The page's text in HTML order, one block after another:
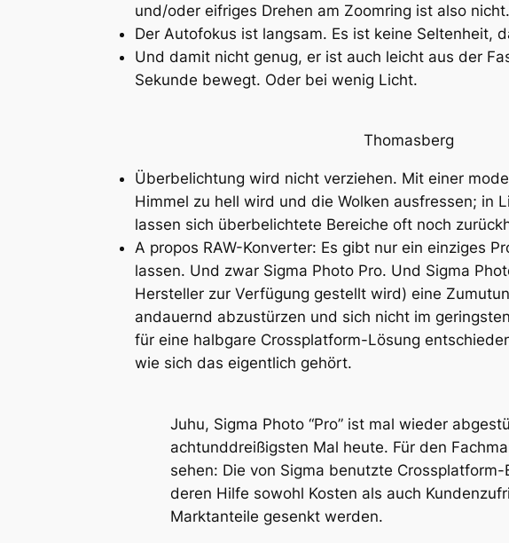
und/oder eifriges Drehen am Zoomring ist also
Der Autofokus ist langsam. Es ist keine Seltenheit,
Und damit nicht genug, er ist auch leicht aus der
Sekunde bewegt. Oder bei wenig Licht.
Thomasberg
Überbelichtung wird nicht verziehen. Mit einer
Himmel zu hell wird und die Wolken ausfressen; in
lassen sich überbelichtete Bereiche oft noch
A propos RAW-Konverter: Es gibt nur ein einziges
lassen. Und zwar Sigma Photo Pro. Und Sigma
Hersteller zur Verfügung gestellt wird) eine
andauernd abzustürzen und sich nicht im
für eine halbgare Crossplatform-Lösung
wie sich das eigentlich gehört.
Juhu, Sigma Photo “Pro” ist mal wieder
achtunddreißigsten Mal heute. Für den
sehen: Die von Sigma benutzte
deren Hilfe sowohl Kosten als auch
Marktanteile gesenkt werden.